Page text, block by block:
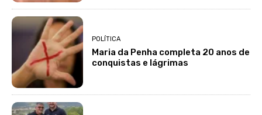
POLÍTICA
Maria da Penha completa 20 anos de
conquistas e lágrimas